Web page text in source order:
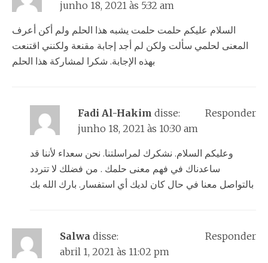
junho 18, 2021 às 5:32 am
السلام عليكم حلمت حلمت يشبه هذا الحلم ولم أكن أعرف
المعنى لحلمي سألت ولكن لم أجد إجابة مقنعة ولكنني اقتنعت
بهذه الإجابة. شكرا لمشاركة هذا الحلم
Fadi Al-Hakim disse:
junho 18, 2021 às 10:30 am
وعليكم السلام. نشكرك لمراسلتنا. نحن سعداء لأننا قد
ساعدناك في فهم معنى حلمك . من فضلك لا تتردد
بالتواصل معنا في حال كان لديك أي استفسار. بارك الله بك
Responder
Salwa disse:
abril 1, 2021 às 11:02 pm
Responder